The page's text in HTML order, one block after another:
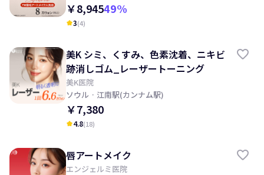
￥8,94549%
kid_star3(4)
美K シミ、くすみ、色素沈着、ニキビ
跡消しゴム_レーザートーニング
美K医院
ソウル · 江南駅(カンナム駅)
￥7,380
kid_star4.8(18)
唇アートメイク
エンジェルミ医院